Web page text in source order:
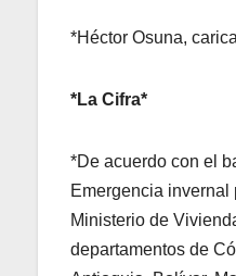
*Héctor Osuna,
*La Cifra*
*De acuerdo con el
Emergencia invernal
Ministerio de
departamentos de